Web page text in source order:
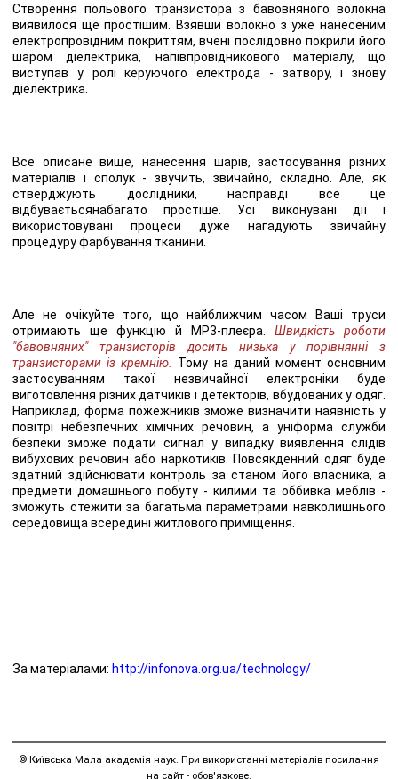
Створення польового транзистора з бавовняного волокна
виявилося ще простішим. Взявши волокно з уже нанесеним
електропровідним покриттям, вчені послідовно покрили його
шаром діелектрика, напівпровідникового матеріалу, що
виступав у ролі керуючого електрода - затвору, і знову
діелектрика.
Все описане вище, нанесення шарів, застосування різних
матеріалів і сполук - звучить, звичайно, складно. Але, як
стверджують дослідники, насправді все це
відбуваєтьсянабагато простіше. Усі виконувані дії і
використовувані процеси дуже нагадують звичайну
процедуру фарбування тканини.
Але не очікуйте того, що найближчим часом Ваші труси
отримають ще функцію й MP3-плеєра. Швидкість роботи
"бавовняних" транзисторів досить низька у порівнянні з
транзисторами із кремнію.
Тому на даний момент основним
застосуванням такої незвичайної електроніки буде
виготовлення різних датчиків і детекторів, вбудованих у одяг.
Наприклад, форма пожежників зможе визначити наявність у
повітрі небезпечних хімічних речовин, а уніформа служби
безпеки зможе подати сигнал у випадку виявлення слідів
вибухових речовин або наркотиків. Повсякденний одяг буде
здатний здійснювати контроль за станом його власника, а
предмети домашнього побуту - килими та оббивка меблів -
зможуть стежити за багатьма параметрами навколишнього
середовища всередині житлового приміщення.
За матеріалами: http://infonova.org.ua/technology/
© Київська Мала академія наук. При використанні матеріалів посилання
на сайт - обов'язкове.